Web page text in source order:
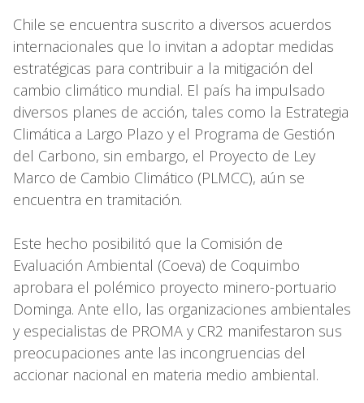
Chile se encuentra suscrito a diversos acuerdos
internacionales que lo invitan a adoptar medidas
estratégicas para contribuir a la mitigación del
cambio climático mundial. El país ha impulsado
diversos planes de acción, tales como la Estrategia
Climática a Largo Plazo y el Programa de Gestión
del Carbono, sin embargo, el Proyecto de Ley
Marco de Cambio Climático (PLMCC), aún se
encuentra en tramitación.
Este hecho posibilitó que la Comisión de
Evaluación Ambiental (Coeva) de Coquimbo
aprobara el polémico proyecto minero-portuario
Dominga. Ante ello, las organizaciones ambientales
y especialistas de PROMA y CR2 manifestaron sus
preocupaciones ante las incongruencias del
accionar nacional en materia medio ambiental.